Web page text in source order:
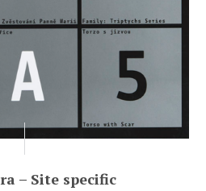
– Site specific